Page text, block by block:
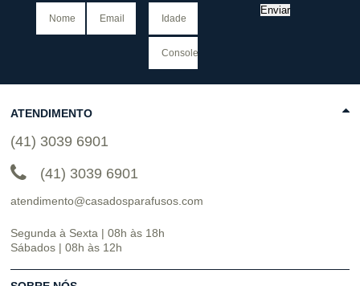
Enviar
ATENDIMENTO
(41) 3039 6901
(41) 3039 6901
atendimento@casadosparafusos.com
Segunda à Sexta | 08h às 18h
Sábados | 08h às 12h